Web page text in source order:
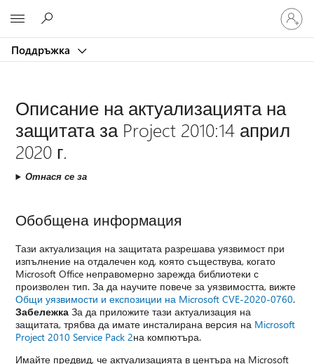
Поддръжка
Влезте
във
вашия
Описание на актуализацията на
защитата за Project 2010:14 април
2020 г.
Отнася се за
Обобщена информация
Тази актуализация на защитата разрешава уязвимост при
изпълнение на отдалечен код, която съществува, когато
Microsoft Office неправомерно зарежда библиотеки с
произволен тип. За да научите повече за уязвимостта, вижте
Общи уязвимости и експозиции на Microsoft CVE-2020-0760.
Забележка За да приложите тази актуализация на
защитата, трябва да имате инсталирана версия на Microsoft
Project 2010 Service Pack 2на компютъра.
Имайте предвид, че актуализацията в центъра на Microsoft